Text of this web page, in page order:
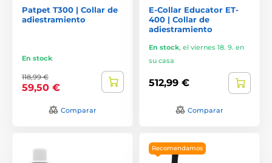
Patpet T300 | Collar de
adiestramiento
En stock
118,99 €
59,50 €
Comparar
E-Collar Educator ET-
400 | Collar de
adiestramiento
En stock, el viernes 18. 9. en
su casa
512,99 €
Comparar
Recomendamos